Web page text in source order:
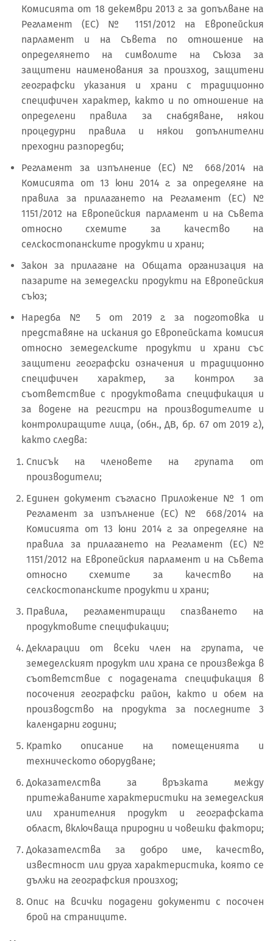
Комисията от 18 декември 2013 г. за допълване на
Регламент (ЕС) № 1151/2012 на Европейския
парламент и на Съвета по отношение на
определянето на символите на Съюза за
защитени наименования за произход, защитени
географски указания и храни с традиционно
специфичен характер, както и по отношение на
определени правила за снабдяване, някои
процедурни правила и някои допълнителни
преходни разпоредби;
Регламент за изпълнение (ЕС) № 668/2014 на
Комисията от 13 юни 2014 г. за определяне на
правила за прилагането на Регламент (ЕС) №
1151/2012 на Европейския парламент и на Съвета
относно схемите за качество на
селскостопанските продукти и храни;
Закон за прилагане на Общата организация на
пазарите на земеделски продукти на Европейския
съюз;
Наредба № 5 от 2019 г. за подготовка и
представяне на искания до Европейската комисия
относно земеделските продукти и храни със
защитени географски означения и традиционно
специфичен характер, за контрол за
съответствие с продуктовата спецификация и
за водене на регистри на производителите и
контролиращите лица, (обн., ДВ, бр. 67 от 2019 г.),
както следва:
Списък на членовете на групата от
производители;
Единен документ съгласно Приложение № 1 от
Регламент за изпълнение (ЕС) № 668/2014 на
Комисията от 13 юни 2014 г. за определяне на
правила за прилагането на Регламент (ЕС) №
1151/2012 на Европейския парламент и на Съвета
относно схемите за качество на
селскостопанските продукти и храни;
Правила, регламентиращи спазването на
продуктовите спецификации;
Декларации от всеки член на групата, че
земеделският продукт или храна се произвежда в
съответствие с подадената спецификация в
посочения географски район, както и обем на
производство на продукта за последните 3
календарни години;
Кратко описание на помещенията и
техническото оборудване;
Доказателства за връзката между
притежаваните характеристики на земеделския
или хранителния продукт и географската
област, включваща природни и човешки фактори;
Доказателства за добро име, качество,
известност или друга характеристика, която се
дължи на географския произход;
Опис на всички подадени документи с посочен
брой на страниците.